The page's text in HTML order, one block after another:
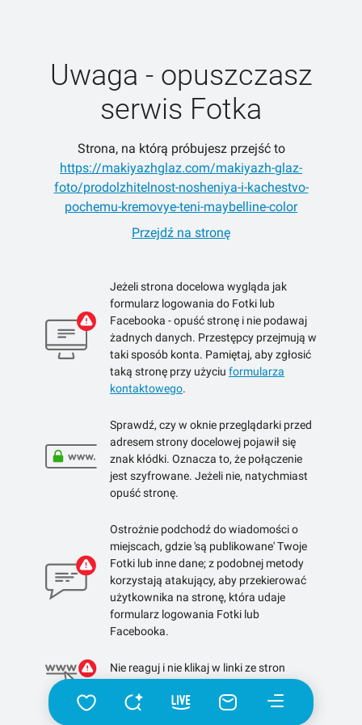
Uwaga - opuszczasz
serwis Fotka
Strona, na którą próbujesz przejść to
https://makiyazhglaz.com/makiyazh-glaz-
foto/prodolzhitelnost-nosheniya-i-kachestvo-
pochemu-kremovye-teni-maybelline-color
Przejdź na stronę
Jeżeli strona docelowa wygląda jak
formularz logowania do Fotki lub
Facebooka - opuść stronę i nie podawaj
żadnych danych. Przestępcy przejmują w
taki sposób konta. Pamiętaj, aby zgłosić
taką stronę przy użyciu formularza
kontaktowego.
Sprawdź, czy w oknie przeglądarki przed
adresem strony docelowej pojawił się
znak kłódki. Oznacza to, że połączenie
jest szyfrowane. Jeżeli nie, natychmiast
opuść stronę.
Ostrożnie podchodź do wiadomości o
miejscach, gdzie 'są publikowane' Twoje
Fotki lub inne dane; z podobnej metody
korzystają atakujący, aby przekierować
użytkownika na stronę, która udaje
formularz logowania Fotki lub
Facebooka.
Nie reaguj i nie klikaj w linki ze stron